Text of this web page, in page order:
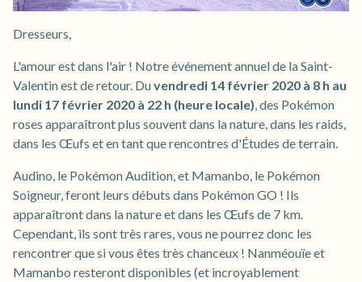
Dresseurs,
L'amour est dans l'air ! Notre événement annuel de la Saint-
Valentin est de retour. Duvendredi 14 février 2020 à 8 h au
lundi 17 février 2020 à 22 h (heure locale), des Pokémon
roses apparaîtront plus souvent dans la nature, dans les raids,
dans les Œufs et en tant que rencontres d'Études de terrain.
Audino, le Pokémon Audition, et Mamanbo, le Pokémon
Soigneur, feront leurs débuts dans Pokémon GO ! Ils
apparaîtront dans la nature et dans les Œufs de 7 km.
Cependant, ils sont très rares, vous ne pourrez donc les
rencontrer que si vous êtes très chanceux ! Nanméouïe et
Mamanbo resteront disponibles (et incroyablement